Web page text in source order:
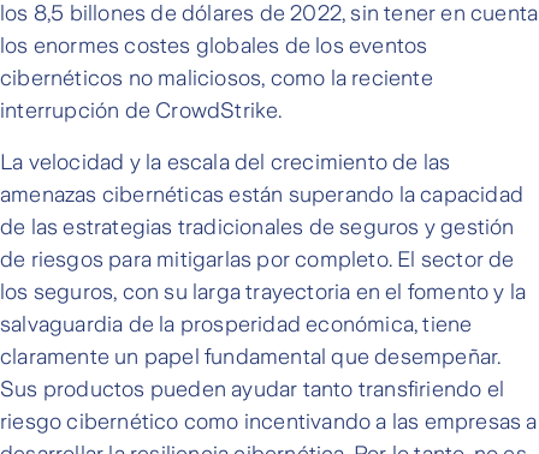
los 8,5 billones de dólares de 2022, sin tener en cuenta
los enormes costes globales de los eventos
cibernéticos no maliciosos, como la reciente
interrupción de CrowdStrike.
La velocidad y la escala del crecimiento de las
amenazas cibernéticas están superando la capacidad
de las estrategias tradicionales de seguros y gestión
de riesgos para mitigarlas por completo. El sector de
los seguros, con su larga trayectoria en el fomento y la
salvaguardia de la prosperidad económica, tiene
claramente un papel fundamental que desempeñar.
Sus productos pueden ayudar tanto transfiriendo el
riesgo cibernético como incentivando a las empresas a